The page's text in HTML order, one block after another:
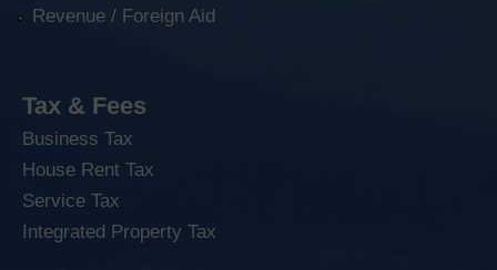
Revenue / Foreign Aid
Tax & Fees
Business Tax
House Rent Tax
Service Tax
Integrated Property Tax